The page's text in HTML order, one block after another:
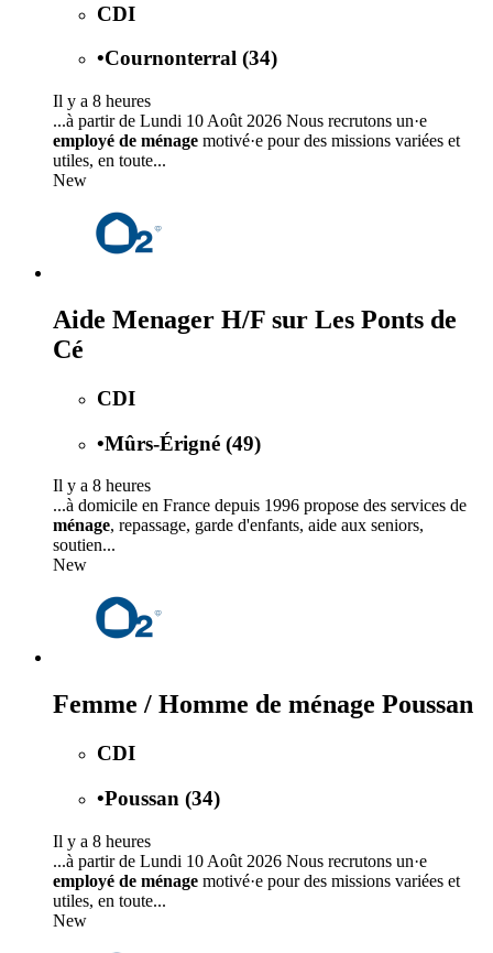
CDI
•Cournonterral (34)
Il y a 8 heures
...à partir de Lundi 10 Août 2026 Nous recrutons un·e
employé de ménage motivé·e pour des missions variées et
utiles, en toute...
New
Aide Menager H/F sur Les Ponts de
Cé
CDI
•Mûrs-Érigné (49)
Il y a 8 heures
...à domicile en France depuis 1996 propose des services de
ménage, repassage, garde d'enfants, aide aux seniors,
soutien...
New
Femme / Homme de ménage Poussan
CDI
•Poussan (34)
Il y a 8 heures
...à partir de Lundi 10 Août 2026 Nous recrutons un·e
employé de ménage motivé·e pour des missions variées et
utiles, en toute...
New